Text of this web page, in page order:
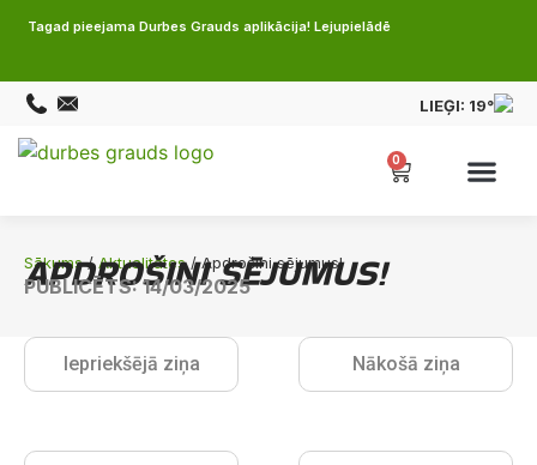
Tagad pieejama Durbes Grauds aplikācija! Lejupielādē
LIEĢI: 19°
0
Sākums/Aktualitātes/ Apdrošini sējumus!
APDROŠINI SĒJUMUS!
PUBLICĒTS: 14/03/2025
Nākošā ziņa
Iepriekšējā ziņa